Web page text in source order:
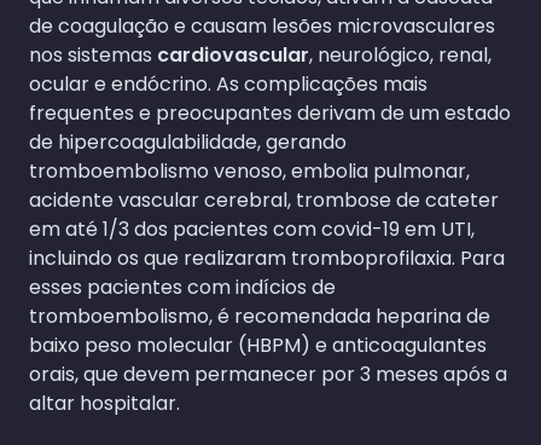
de coagulação e causam lesões microvasculares
nos sistemas cardiovascular, neurológico, renal,
ocular e endócrino. As complicações mais
frequentes e preocupantes derivam de um estado
de hipercoagulabilidade, gerando
tromboembolismo venoso, embolia pulmonar,
acidente vascular cerebral, trombose de cateter
em até 1/3 dos pacientes com covid-19 em UTI,
incluindo os que realizaram tromboprofilaxia. Para
esses pacientes com indícios de
tromboembolismo, é recomendada heparina de
baixo peso molecular (HBPM) e anticoagulantes
orais, que devem permanecer por 3 meses após a
altar hospitalar.